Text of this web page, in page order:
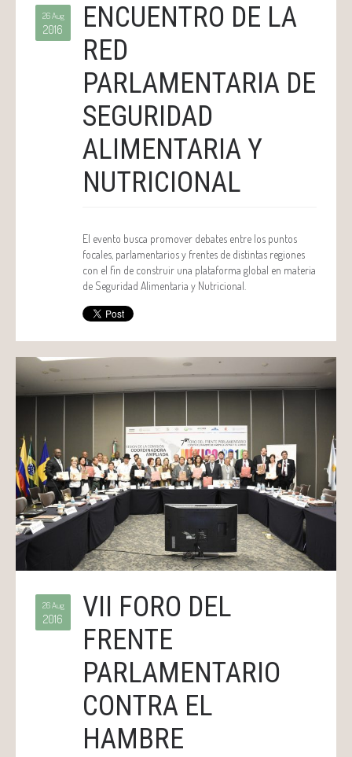
26 Aug
2016
ENCUENTRO DE LA
RED
PARLAMENTARIA DE
SEGURIDAD
ALIMENTARIA Y
NUTRICIONAL
El evento busca promover debates entre los puntos
focales, parlamentarios y frentes de distintas regiones
con el fin de construir una plataforma global en materia
de Seguridad Alimentaria y Nutricional.
26 Aug
2016
VII FORO DEL
FRENTE
PARLAMENTARIO
CONTRA EL
HAMBRE